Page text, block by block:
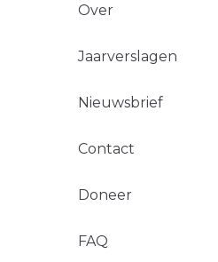
Over
Jaarverslagen
Nieuwsbrief
Contact
Doneer
FAQ